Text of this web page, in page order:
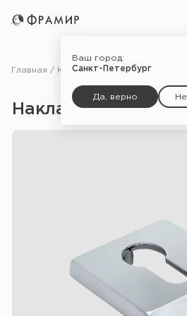
Ваш город:
Санкт-Петербург
Да, верно
Главная Каталог Фурнитура
Накладка LUX-KH-